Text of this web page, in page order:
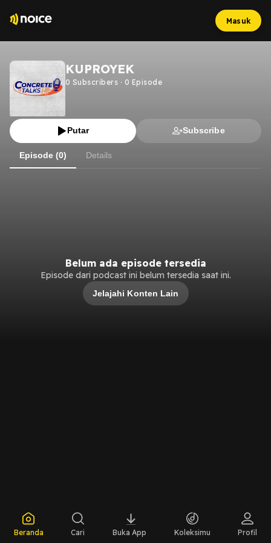
Masuk
KUPROYEK
0 Subscribers · 0 Episode
Putar Subscribe
Episode (0) Details
Belum ada episode tersedia
Episode dari podcast ini belum tersedia saat ini.
Jelajahi Konten Lain
Beranda Cari Buka App Koleksimu Profil